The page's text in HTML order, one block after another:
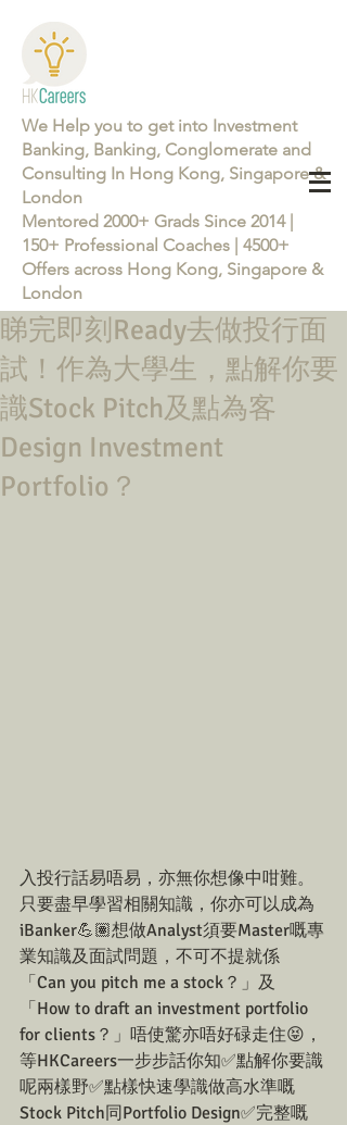
We Help you to get into Investment
Banking, Banking, Conglomerate and
Consulting In Hong Kong, Singapore &
London
Mentored 2000+ Grads Since 2014 |
150+ Professional Coaches | 4500+
Offers across Hong Kong, Singapore &
London
Learn more about the Career Training Program 26/27
睇完即刻Ready去做投行面
試！作為大學生，點解你要
識Stock Pitch及點為客
Design Investment
Portfolio？
入投行話易唔易，亦無你想像中咁難。
只要盡早學習相關知識，你亦可以成為
iBanker💪🏽想做Analyst須要Master嘅專
業知識及面試問題，不可不提就係
「Can you pitch me a stock？」及
「How to draft an investment portfolio
for clients？」唔使驚亦唔好碌走住😝，
等HKCareers一步步話你知✅點解你要識
呢兩樣野✅點樣快速學識做高水準嘅
Stock Pitch同Portfolio Design✅完整嘅